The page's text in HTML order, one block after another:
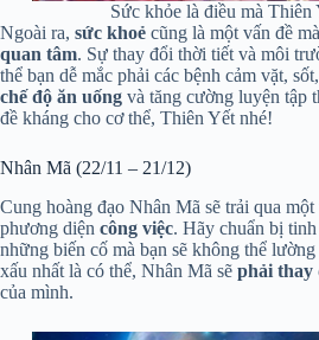
Sức khỏe là điều mà Thiên
Ngoài ra, sức khoẻ cũng là một vấn đề
quan tâm. Sự thay đổi thời tiết và môi
thể bạn dễ mắc phải các bệnh cảm vặt,
chế độ ăn uống và tăng cường luyện tập
đề kháng cho cơ thể, Thiên Yết nhé!
Nhân Mã (22/11 – 21/12)
Cung hoàng đạo Nhân Mã sẽ trải qua một
phương diện công việc. Hãy chuẩn bị
những biến cố mà bạn sẽ không thể
xấu nhất là có thể, Nhân Mã sẽ phải thay
của mình.